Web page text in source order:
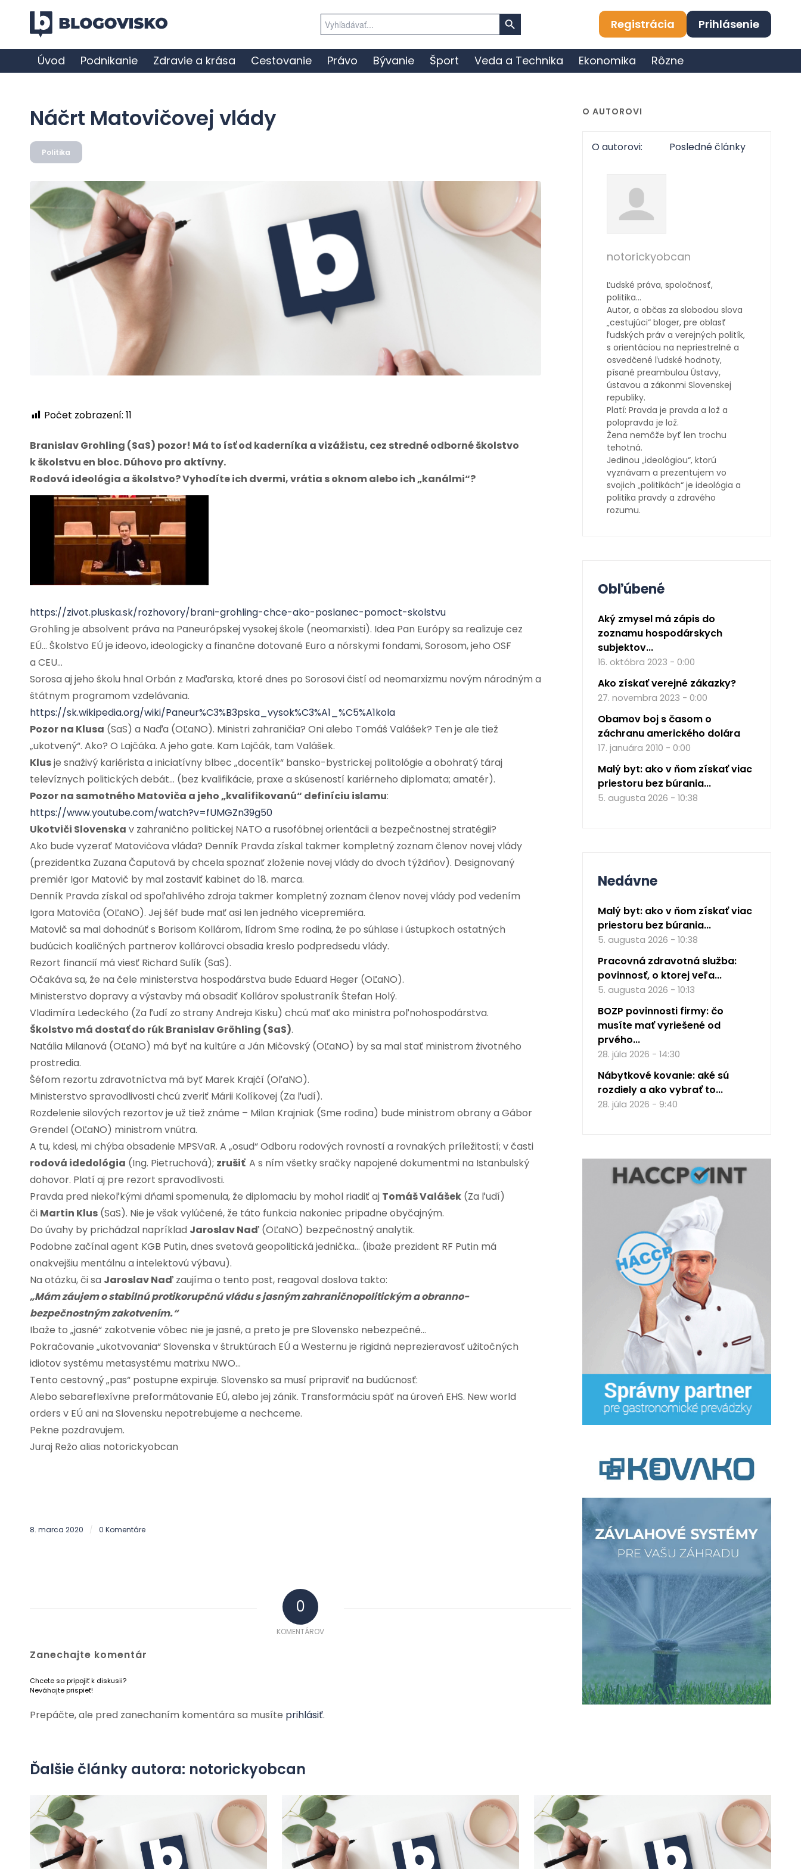
for:
Search Button
Registrácia Prihlásenie
Úvod Podnikanie Zdravie a krása Cestovanie Právo Bývanie Šport Veda a Technika Ekonomika Rôzne
Náčrt Matovičovej vlády
Politika
Počet zobrazení: 11
Branislav Grohling (SaS) pozor! Má to ísť od kaderníka a vizážistu, cez stredné odborné školstvo
k školstvu en bloc. Dúhovo pro aktívny.
Rodová ideológia a školstvo? Vyhodíte ich dvermi, vrátia s oknom alebo ich „kanálmi“?
https://zivot.pluska.sk/rozhovory/brani-grohling-chce-ako-poslanec-pomoct-skolstvu
Grohling je absolvent práva na Paneurópskej vysokej škole (neomarxisti). Idea Pan Európy sa realizuje cez
EÚ… Školstvo EÚ je ideovo, ideologicky a finančne dotované Euro a nórskymi fondami, Sorosom, jeho OSF
a CEU…
Sorosa aj jeho školu hnal Orbán z Maďarska, ktoré dnes po Sorosovi čistí od neomarxizmu novým národným a
štátnym programom vzdelávania.
https://sk.wikipedia.org/wiki/Paneur%C3%B3pska_vysok%C3%A1_%C5%A1kola
Pozor na Klusa (SaS) a Naďa (OĽaNO). Ministri zahraničia? Oni alebo Tomáš Valášek? Ten je ale tiež
„ukotvený“. Ako? O Lajčáka. A jeho gate. Kam Lajčák, tam Valášek.
Klusje snaživý kariérista a iniciatívny blbec „docentík“ bansko-bystrickej politológie a obohratý táraj
televíznych politických debát… (bez kvalifikácie, praxe a skúseností kariérneho diplomata; amatér).
Pozor na samotného Matoviča a jeho „kvalifikovanú“ definíciu islamu:
https://www.youtube.com/watch?v=fUMGZn39g50
Ukotviči Slovenska v zahranično politickej NATO a rusofóbnej orientácii a bezpečnostnej stratégii?
Ako bude vyzerať Matovičova vláda? Denník Pravda získal takmer kompletný zoznam členov novej vlády
(prezidentka Zuzana Čaputová by chcela spoznať zloženie novej vlády do dvoch týždňov). Designovaný
premiér Igor Matovič by mal zostaviť kabinet do 18. marca.
Denník Pravda získal od spoľahlivého zdroja takmer kompletný zoznam členov novej vlády pod vedením
Igora Matoviča (OĽaNO). Jej šéf bude mať asi len jedného vicepremiéra.
Matovič sa mal dohodnúť s Borisom Kollárom, lídrom Sme rodina, že po súhlase i ústupkoch ostatných
budúcich koaličných partnerov kollárovci obsadia kreslo podpredsedu vlády.
Rezort financií má viesť Richard Sulík (SaS).
Očakáva sa, že na čele ministerstva hospodárstva bude Eduard Heger (OĽaNO).
Ministerstvo dopravy a výstavby má obsadiť Kollárov spolustraník Štefan Holý.
Vladimíra Ledeckého (Za ľudí zo strany Andreja Kisku) chcú mať ako ministra poľnohospodárstva.
Školstvo má dostať do rúk Branislav Gröhling (SaS).
Natália Milanová (OĽaNO) má byť na kultúre a Ján Mičovský (OĽaNO) by sa mal stať ministrom životného
prostredia.
Šéfom rezortu zdravotníctva má byť Marek Krajčí (OľaNO).
Ministerstvo spravodlivosti chcú zveriť Márii Kolíkovej (Za ľudí).
Rozdelenie silových rezortov je už tiež známe – Milan Krajniak (Sme rodina) bude ministrom obrany a Gábor
Grendel (OĽaNO) ministrom vnútra.
A tu, kdesi, mi chýba obsadenie MPSVaR. A „osud“ Odboru rodových rovností a rovnakých príležitostí; v časti
rodová idedológia (Ing. Pietruchová); zrušiť. A s ním všetky sračky napojené dokumentmi na Istanbulský
dohovor. Platí aj pre rezort spravodlivosti.
Pravda pred niekoľkými dňami spomenula, že diplomaciu by mohol riadiť aj Tomáš Valášek (Za ľudí)
či Martin Klus (SaS). Nie je však vylúčené, že táto funkcia nakoniec pripadne obyčajným.
Do úvahy by prichádzal napríklad Jaroslav Naď (OĽaNO) bezpečnostný analytik.
Podobne začínal agent KGB Putin, dnes svetová geopolitická jednička… (ibaže prezident RF Putin má
onakvejšiu mentálnu a intelektovú výbavu).
Na otázku, či sa Jaroslav Naď zaujíma o tento post, reagoval doslova takto:
„Mám záujem o stabilnú protikorupčnú vládu s jasným zahraničnopolitickým a obranno-
bezpečnostným zakotvením.“
Ibaže to „jasné“ zakotvenie vôbec nie je jasné, a preto je pre Slovensko nebezpečné…
Pokračovanie „ukotvovania“ Slovenska v štruktúrach EÚ a Westernu je rigidná neprezieravosť užitočných
idiotov systému metasystému matrixu NWO…
Tento cestovný „pas“ postupne expiruje. Slovensko sa musí pripraviť na budúcnosť:
Alebo sebareflexívne preformátovanie EÚ, alebo jej zánik. Transformáciu späť na úroveň EHS. New world
orders v EÚ ani na Slovensku nepotrebujeme a nechceme.
Pekne pozdravujem.
Juraj Režo alias notorickyobcan
8. marca 2020 / 0 Komentáre
0
KOMENTÁROV
Zanechajte komentár
Chcete sa pripojiť k diskusii?
Neváhajte prispieť!
Prepáčte, ale pred zanechaním komentára sa musíte prihlásiť.
O AUTOROVI
O autorovi: Posledné články
notorickyobcan
Ľudské práva, spoločnosť,
politika…
Autor, a občas za slobodou slova
„cestujúci“ bloger, pre oblasť
ľudských práv a verejných politík,
s orientáciou na nepriestrelné a
osvedčené ľudské hodnoty,
písané preambulou Ústavy,
ústavou a zákonmi Slovenskej
republiky.
Platí: Pravda je pravda a lož a
polopravda je lož.
Žena nemôže byť len trochu
tehotná.
Jedinou „ideológiou“, ktorú
vyznávam a prezentujem vo
svojich „politikách“ je ideológia a
politika pravdy a zdravého
rozumu.
Obľúbené
Aký zmysel má zápis do
zoznamu hospodárskych
subjektov...
16. októbra 2023 - 0:00
Ako získať verejné zákazky?
27. novembra 2023 - 0:00
Obamov boj s časom o
záchranu amerického dolára
17. januára 2010 - 0:00
Malý byt: ako v ňom získať viac
priestoru bez búrania...
5. augusta 2026 - 10:38
Nedávne
Malý byt: ako v ňom získať viac
priestoru bez búrania...
5. augusta 2026 - 10:38
Pracovná zdravotná služba:
povinnosť, o ktorej veľa...
5. augusta 2026 - 10:13
BOZP povinnosti firmy: čo
musíte mať vyriešené od
prvého...
28. júla 2026 - 14:30
Nábytkové kovanie: aké sú
rozdiely a ako vybrať to...
28. júla 2026 - 9:40
Ďalšie články autora: notorickyobcan